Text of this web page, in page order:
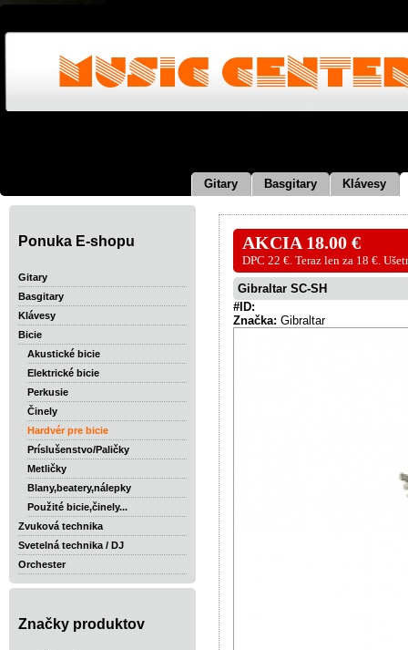
Gitary Basgitary Klávesy
Ponuka E-shopu
Gitary
Basgitary
Klávesy
Bicie
Akustické bicie
Elektrické bicie
Perkusie
Činely
Hardvér pre bicie
Príslušenstvo/Paličky
Metličky
Blany,beatery,nálepky
Použité bicie,činely...
Zvuková technika
Svetelná technika / DJ
Orchester
Značky produktov
AKCIA 18.00 €
DPC 22 €. Teraz len za 18 €.
Gibraltar SC-SH
#ID:
Značka: Gibraltar